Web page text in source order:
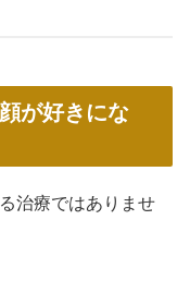
が好きにな
治療ではありませ